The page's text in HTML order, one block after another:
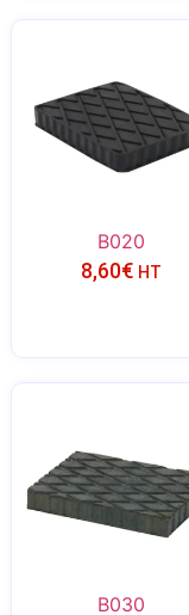
B020
8,60€ HT
B030